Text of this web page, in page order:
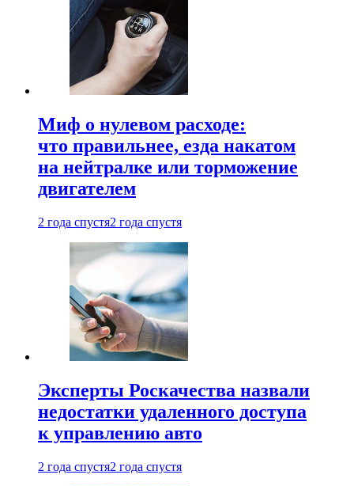
Миф о нулевом расходе:
что правильнее, езда накатом
на нейтралке или торможение
двигателем
2 года спустя2 года спустя
Эксперты Роскачества назвали
недостатки удаленного доступа
к управлению авто
2 года спустя2 года спустя